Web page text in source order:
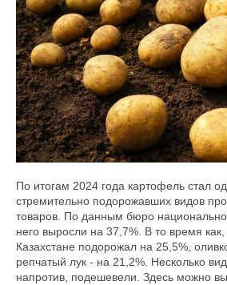
По итогам 2024 года картофель стал
стремительно подорожавших видов
товаров. По данным бюро
него выросли на 37,7%. В то время
Казахстане подорожал на 25,5%,
репчатый лук - на 21,2%. Несколько
напротив, подешевели. Здесь можно